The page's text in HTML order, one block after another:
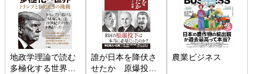
地政学理論で読む
多極化する世界：
誰が日本を降伏さ
せたか 原爆投
農業ビジネス